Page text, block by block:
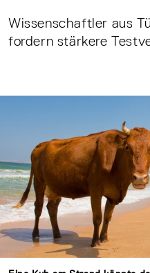
Wissenschaftler aus
fordern stärkere